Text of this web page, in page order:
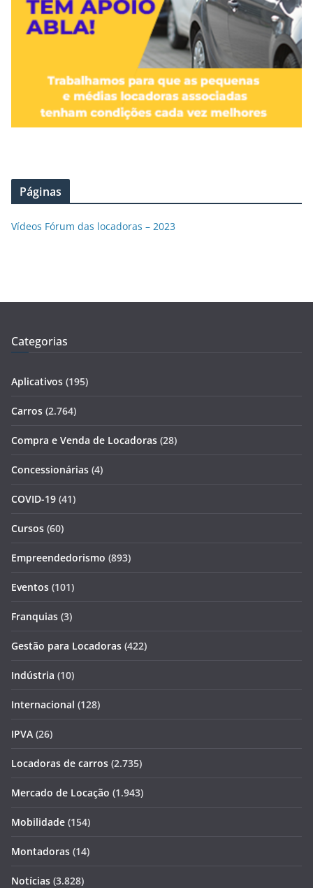
Páginas
Vídeos Fórum das locadoras – 2023
Categorias
Aplicativos (195)
Carros (2.764)
Compra e Venda de Locadoras (28)
Concessionárias (4)
COVID-19 (41)
Cursos (60)
Empreendedorismo (893)
Eventos (101)
Franquias (3)
Gestão para Locadoras (422)
Indústria (10)
Internacional (128)
IPVA (26)
Locadoras de carros (2.735)
Mercado de Locação (1.943)
Mobilidade (154)
Montadoras (14)
Notícias (3.828)